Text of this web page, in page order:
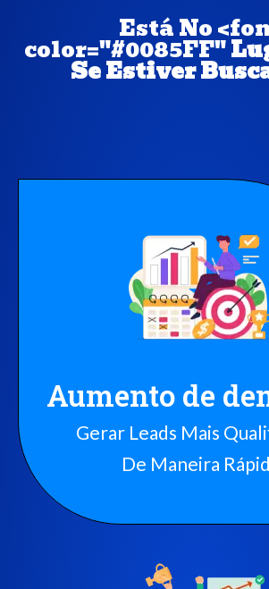
Está No
color="#0085FF"
Se Estiver
Aumento de
Gerar Leads Mais
De Maneira